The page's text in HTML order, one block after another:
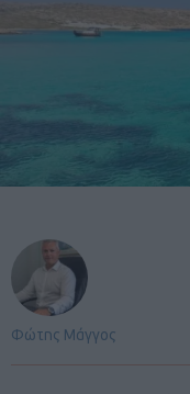
Φώτης Μάγγος